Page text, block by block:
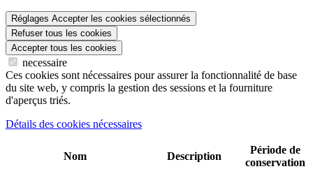
Réglages Accepter les cookies sélectionnés
Refuser tous les cookies
Accepter tous les cookies
necessaire
Ces cookies sont nécessaires pour assurer la fonctionnalité de base
du site web, y compris la gestion des sessions et la fourniture
d'aperçus triés.
Détails des cookies nécessaires
Nom Description
Période de
conservation